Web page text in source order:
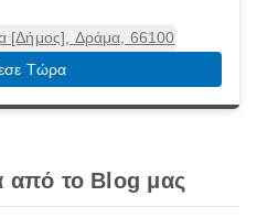
[Δήμος], Δράμα, 66100
Τώρα
από το Blog μας